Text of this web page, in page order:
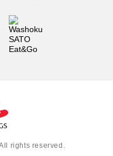
rights reserved.